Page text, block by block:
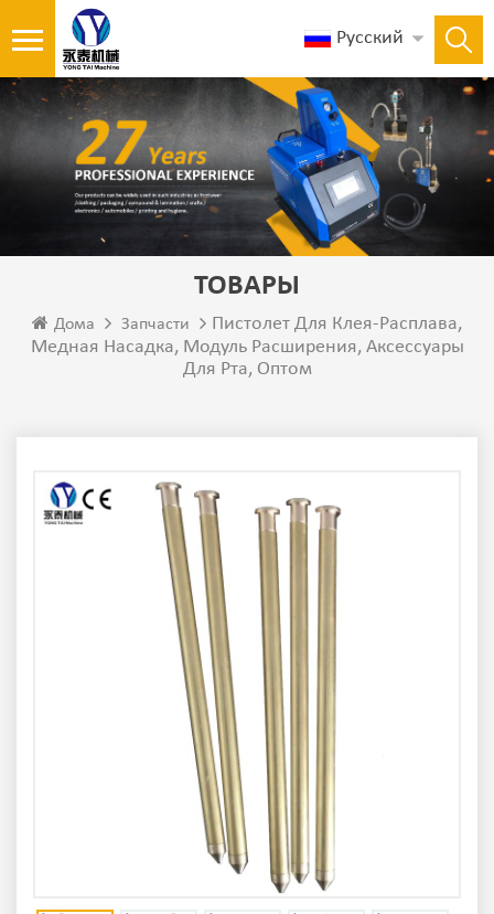
Русский
ТОВАРЫ
Дома Запчасти
Пистолет Для Клея-Расплава,
Медная Насадка, Модуль Расширения, Аксессуары
Для Рта, Оптом